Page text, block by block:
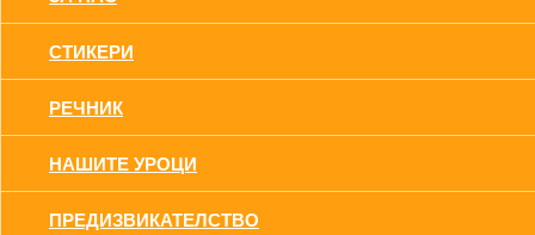
СТИКЕРИ
РЕЧНИК
НАШИТЕ УРОЦИ
ПРЕДИЗВИКАТЕЛСТВО